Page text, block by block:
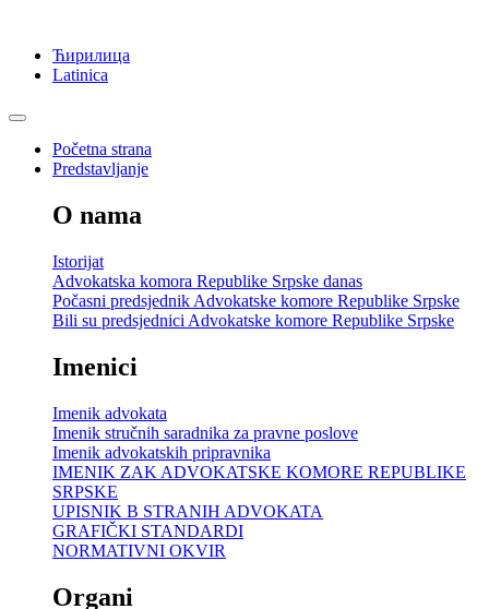
Ћирилица
Latinica
Početna strana
Predstavljanje
O nama
Istorijat
Advokatska komora Republike Srpske danas
Počasni predsjednik Advokatske komore Republike Srpske
Bili su predsjednici Advokatske komore Republike Srpske
Imenici
Imenik advokata
Imenik stručnih saradnika za pravne poslove
Imenik advokatskih pripravnika
IMENIK ZAK ADVOKATSKE KOMORE REPUBLIKE
SRPSKE
UPISNIK B STRANIH ADVOKATA
GRAFIČKI STANDARDI
NORMATIVNI OKVIR
Organi